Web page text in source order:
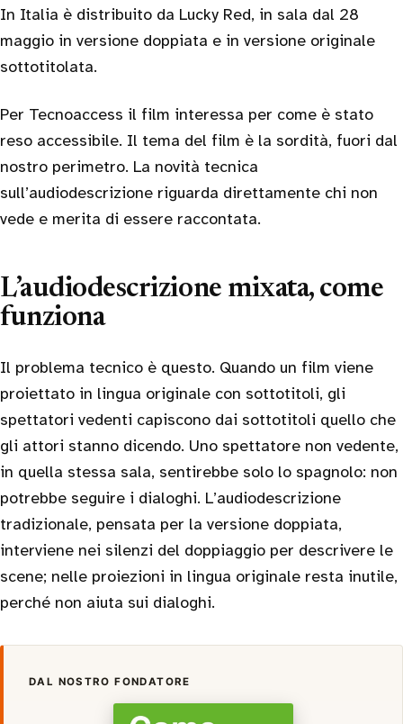
In Italia è distribuito da Lucky Red, in sala dal 28
maggio in versione doppiata e in versione originale
sottotitolata.
Per Tecnoaccess il film interessa per come è stato
reso accessibile. Il tema del film è la sordità, fuori dal
nostro perimetro. La novità tecnica
sull’audiodescrizione riguarda direttamente chi non
vede e merita di essere raccontata.
L’audiodescrizione mixata, come
funziona
Il problema tecnico è questo. Quando un film viene
proiettato in lingua originale con sottotitoli, gli
spettatori vedenti capiscono dai sottotitoli quello che
gli attori stanno dicendo. Uno spettatore non vedente,
in quella stessa sala, sentirebbe solo lo spagnolo: non
potrebbe seguire i dialoghi. L’audiodescrizione
tradizionale, pensata per la versione doppiata,
interviene nei silenzi del doppiaggio per descrivere le
scene; nelle proiezioni in lingua originale resta inutile,
perché non aiuta sui dialoghi.
DAL NOSTRO FONDATORE